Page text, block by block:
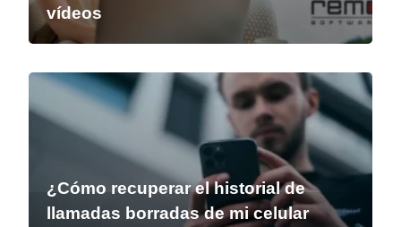
vídeos
¿Cómo recuperar el historial de
llamadas borradas de mi celular